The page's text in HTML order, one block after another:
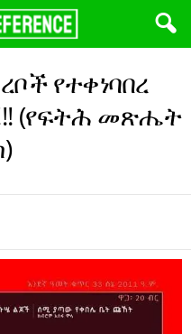
የተቀነባበረ
(የፍትሕ መጽሔት